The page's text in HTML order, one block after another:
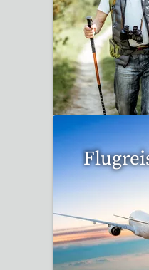
1 Reise